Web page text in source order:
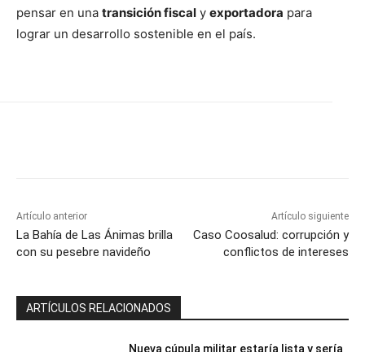
pensar en una transición fiscal y exportadora para
lograr un desarrollo sostenible en el país.
Artículo anterior
La Bahía de Las Ánimas brilla
con su pesebre navideño
Artículo siguiente
Caso Coosalud: corrupción y
conflictos de intereses
ARTÍCULOS RELACIONADOS
Nueva cúpula militar estaría lista y sería